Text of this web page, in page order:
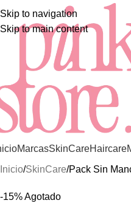
Skip to navigation
Skip to main content
LOS MEJORES Y
MarcasSkinCareHaircare
Inicio SkinCare Pack Sin
-15%Agotado